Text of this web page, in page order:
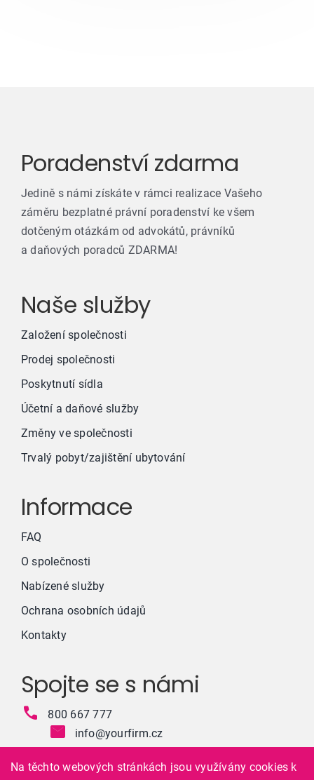
Poradenství zdarma
Jedině s námi získáte v rámci realizace Vašeho
záměru bezplatné právní poradenství ke všem
dotčeným otázkám od advokátů, právníků
a daňových poradců ZDARMA!
Naše služby
Založení společnosti
Prodej společnosti
Poskytnutí sídla
Účetní a daňové služby
Změny ve společnosti
Trvalý pobyt/zajištění ubytování
Informace
FAQ
O společnosti
Nabízené služby
Ochrana osobních údajů
Kontakty
Spojte se s námi
800 667 777
info@yourfirm.cz
Na těchto webových stránkách jsou využívány cookies k